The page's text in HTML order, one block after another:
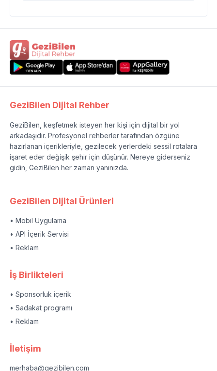
GeziBilen Dijital Rehber
GeziBilen, keşfetmek isteyen her kişi için dijital bir yol
arkadaşıdır. Profesyonel rehberler tarafından özgüne
hazırlanan içerikleriyle, gezilecek yerlerdeki sessil rotalara
işaret eder değişik şehir için düşünür. Nereye giderseniz
gidin, GeziBilen her zaman yanınızda.
GeziBilen Dijital Ürünleri
• Mobil Uygulama
• API İçerik Servisi
• Reklam
İş Birlikteleri
• Sponsorluk içerik
• Sadakat programı
• Reklam
İletişim
merhaba@gezibilen.com